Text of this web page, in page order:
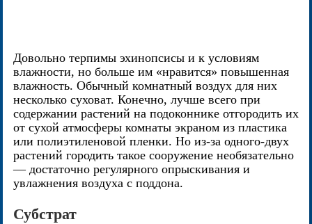
Довольно терпимы эхинопсисы и к условиям
влажности, но больше им «нравится» повышенная
влажность. Обычный комнатный воздух для них
несколько суховат. Конечно, лучше всего при
содержании растений на подоконнике отгородить их
от сухой атмосферы комнаты экраном из пластика
или полиэтиленовой пленки. Но из-за одного-двух
растений городить такое сооружение необязательно
— достаточно регулярного опрыскивания и
увлажнения воздуха с поддона.
Субстрат